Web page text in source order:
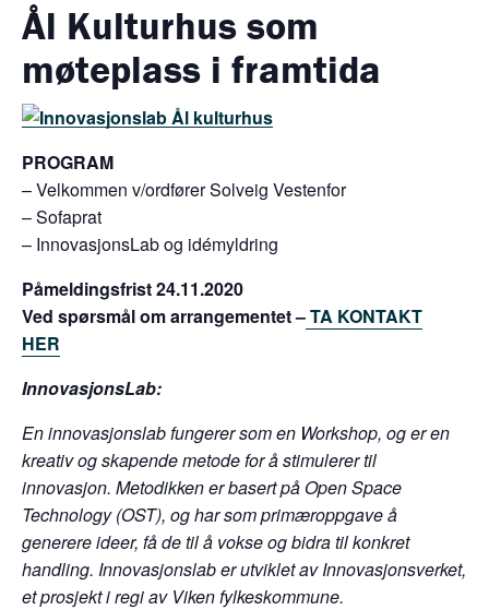
Ål Kulturhus som
møteplass i framtida
PROGRAM
– Velkommen v/ordfører Solveig Vestenfor
– Sofaprat
– InnovasjonsLab og idémyldring
Påmeldingsfrist 24.11.2020
Ved spørsmål om arrangementet –TA KONTAKT
HER
InnovasjonsLab:
En innovasjonslab fungerer som en Workshop, og er en
kreativ og skapende metode for å stimulerer til
innovasjon. Metodikken er basert på Open Space
Technology (OST), og har som primæroppgave å
generere ideer, få de til å vokse og bidra til konkret
handling. Innovasjonslab er utviklet av Innovasjonsverket,
et prosjekt i regi av Viken fylkeskommune.